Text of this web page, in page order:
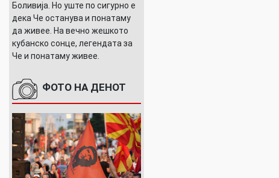
Боливија. Но уште по сигурно е
дека Че останува и понатаму
да живее. На вечно жешкото
кубанско сонце, легендата за
Че и понатаму живее.
ФОТО НА ДЕНОТ